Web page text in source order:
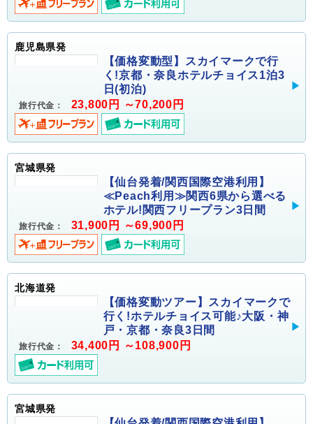
鹿児島県発
【価格変動型】スカイマークで行
く!京都・奈良ホテルチョイス1泊3
日(初泊)
旅行代金： 23,800円 ～70,200円
宮城県発
【仙台発着/関西国際空港利用】
≪Peach利用≫関西6県から選べる
ホテル!関西フリープラン3日間
旅行代金： 31,900円 ～69,900円
北海道発
【価格変動ツアー】スカイマークで
行く!ホテルチョイス可能♪大阪・神
戸・京都・奈良3日間
旅行代金： 34,400円 ～108,900円
宮城県発